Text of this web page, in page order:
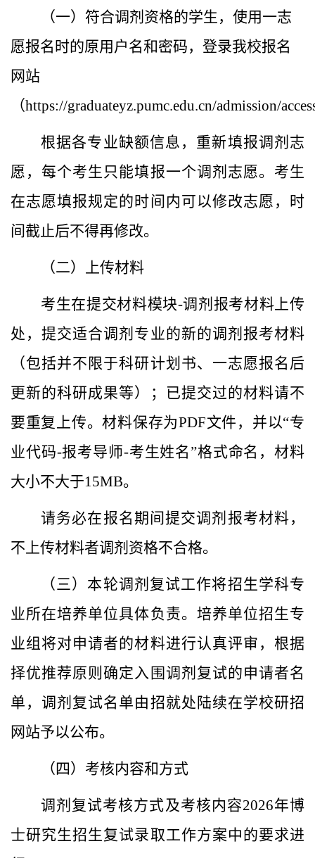
（一） 符合调剂资格的学生，使用一志
愿报名时的原用户名和密码，登录我校报名
网站
（https://graduateyz.pumc.edu.cn/admission/
根据各专业缺额信息，重新填报调剂志
愿，每个考生只能填报一个调剂志愿。考生
在志愿填报规定的时间内可以修改志愿，时
间截止后不得再修改。
（二） 上传材料
考生在提交材料模块-调剂报考材料上传
处，提交适合调剂专业的新的调剂报考材料
（包括并不限于科研计划书、一志愿报名后
更新的科研成果等）；已提交过的材料请不
要重复上传。材料保存为PDF文件，并以“专
业代码-报考导师-考生姓名”格式命名，材料
大小不大于15MB。
请务必在报名期间提交调剂报考材料，
不上传材料者调剂资格不合格。
（三） 本轮调剂复试工作将招生学科专
业所在培养单位具体负责。培养单位招生专
业组将对申请者的材料进行认真评审，根据
择优推荐原则确定入围调剂复试的申请者名
单，调剂复试名单由招就处陆续在学校研招
网站予以公布。
（四）考核内容和方式
调剂复试考核方式及考核内容2026年博
士研究生招生复试录取工作方案中的要求进